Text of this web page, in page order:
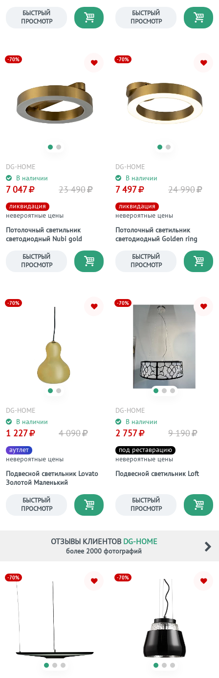
БЫСТРЫЙ
ПРОСМОТР
БЫСТРЫЙ
ПРОСМОТР
-70%
В наличии
DG-HOME
Потолочный светильник
светодиодный Nubi gold
ликвидация
невероятные цены
7 047 23 490
БЫСТРЫЙ
ПРОСМОТР
-70%
В наличии
DG-HOME
Потолочный светильник
светодиодный Golden ring
ликвидация
невероятные цены
7 497 24 990
БЫСТРЫЙ
ПРОСМОТР
-70%
В наличии
DG-HOME
Подвесной светильник Lovato
Золотой Маленький
аутлет
невероятные цены
1 227 4 090
БЫСТРЫЙ
ПРОСМОТР
-70%
В наличии
DG-HOME
Подвесной светильник Loft
под реставрацию
невероятные цены
2 757 9 190
БЫСТРЫЙ
ПРОСМОТР
ОТЗЫВЫ КЛИЕНТОВ DG-HOME
более 2000 фотографий
-70% -70%